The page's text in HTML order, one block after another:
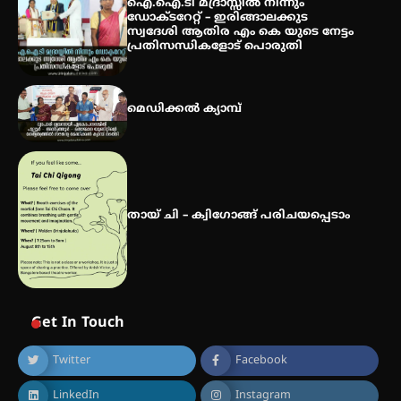
വിദ്യാർത്ഥികൾ
ബാലൻ ഹാളിൽ 16ന്
ഐ.ഐ.ടി മദ്രാസ്സിൽ നിന്നും
ഡോക്ടറേറ്റ് – ഇരിങ്ങാലക്കുട
സ്വദേശി ആതിര എം കെ യുടെ നേട്ടം
പ്രതിസന്ധികളോട് പൊരുതി
മെഡിക്കൽ ക്യാമ്പ്
തായ് ചി – ക്വിഗോങ്ങ് പരിചയപ്പെടാം
Get In Touch
Twitter Facebook
LinkedIn Instagram